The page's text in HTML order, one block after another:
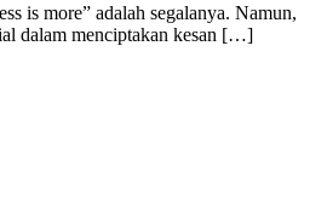
is more” adalah segalanya. Namun,
dalam menciptakan kesan […]